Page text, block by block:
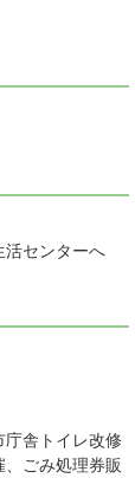
活センターへ
庁舎トイレ改修
ごみ処理券販